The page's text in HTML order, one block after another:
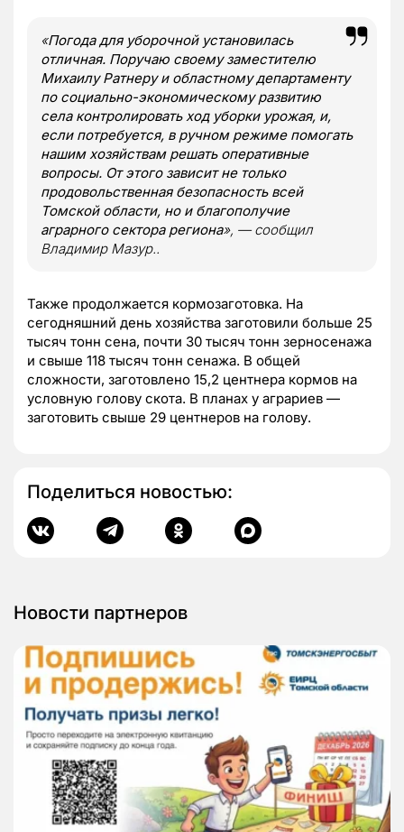
«Погода для уборочной установилась
отличная. Поручаю своему заместителю
Михаилу Ратнеру и областному департаменту
по социально-экономическому развитию
села контролировать ход уборки урожая, и,
если потребуется, в ручном режиме помогать
нашим хозяйствам решать оперативные
вопросы. От этого зависит не только
продовольственная безопасность всей
Томской области, но и благополучие
аграрного сектора региона», — сообщил
Владимир Мазур..
Также продолжается кормозаготовка. На
сегодняшний день хозяйства заготовили больше 25
тысяч тонн сена, почти 30 тысяч тонн зерносенажа
и свыше 118 тысяч тонн сенажа. В общей
сложности, заготовлено 15,2 центнера кормов на
условную голову скота. В планах у аграриев —
заготовить свыше 29 центнеров на голову.
Поделиться новостью:
Новости партнеров